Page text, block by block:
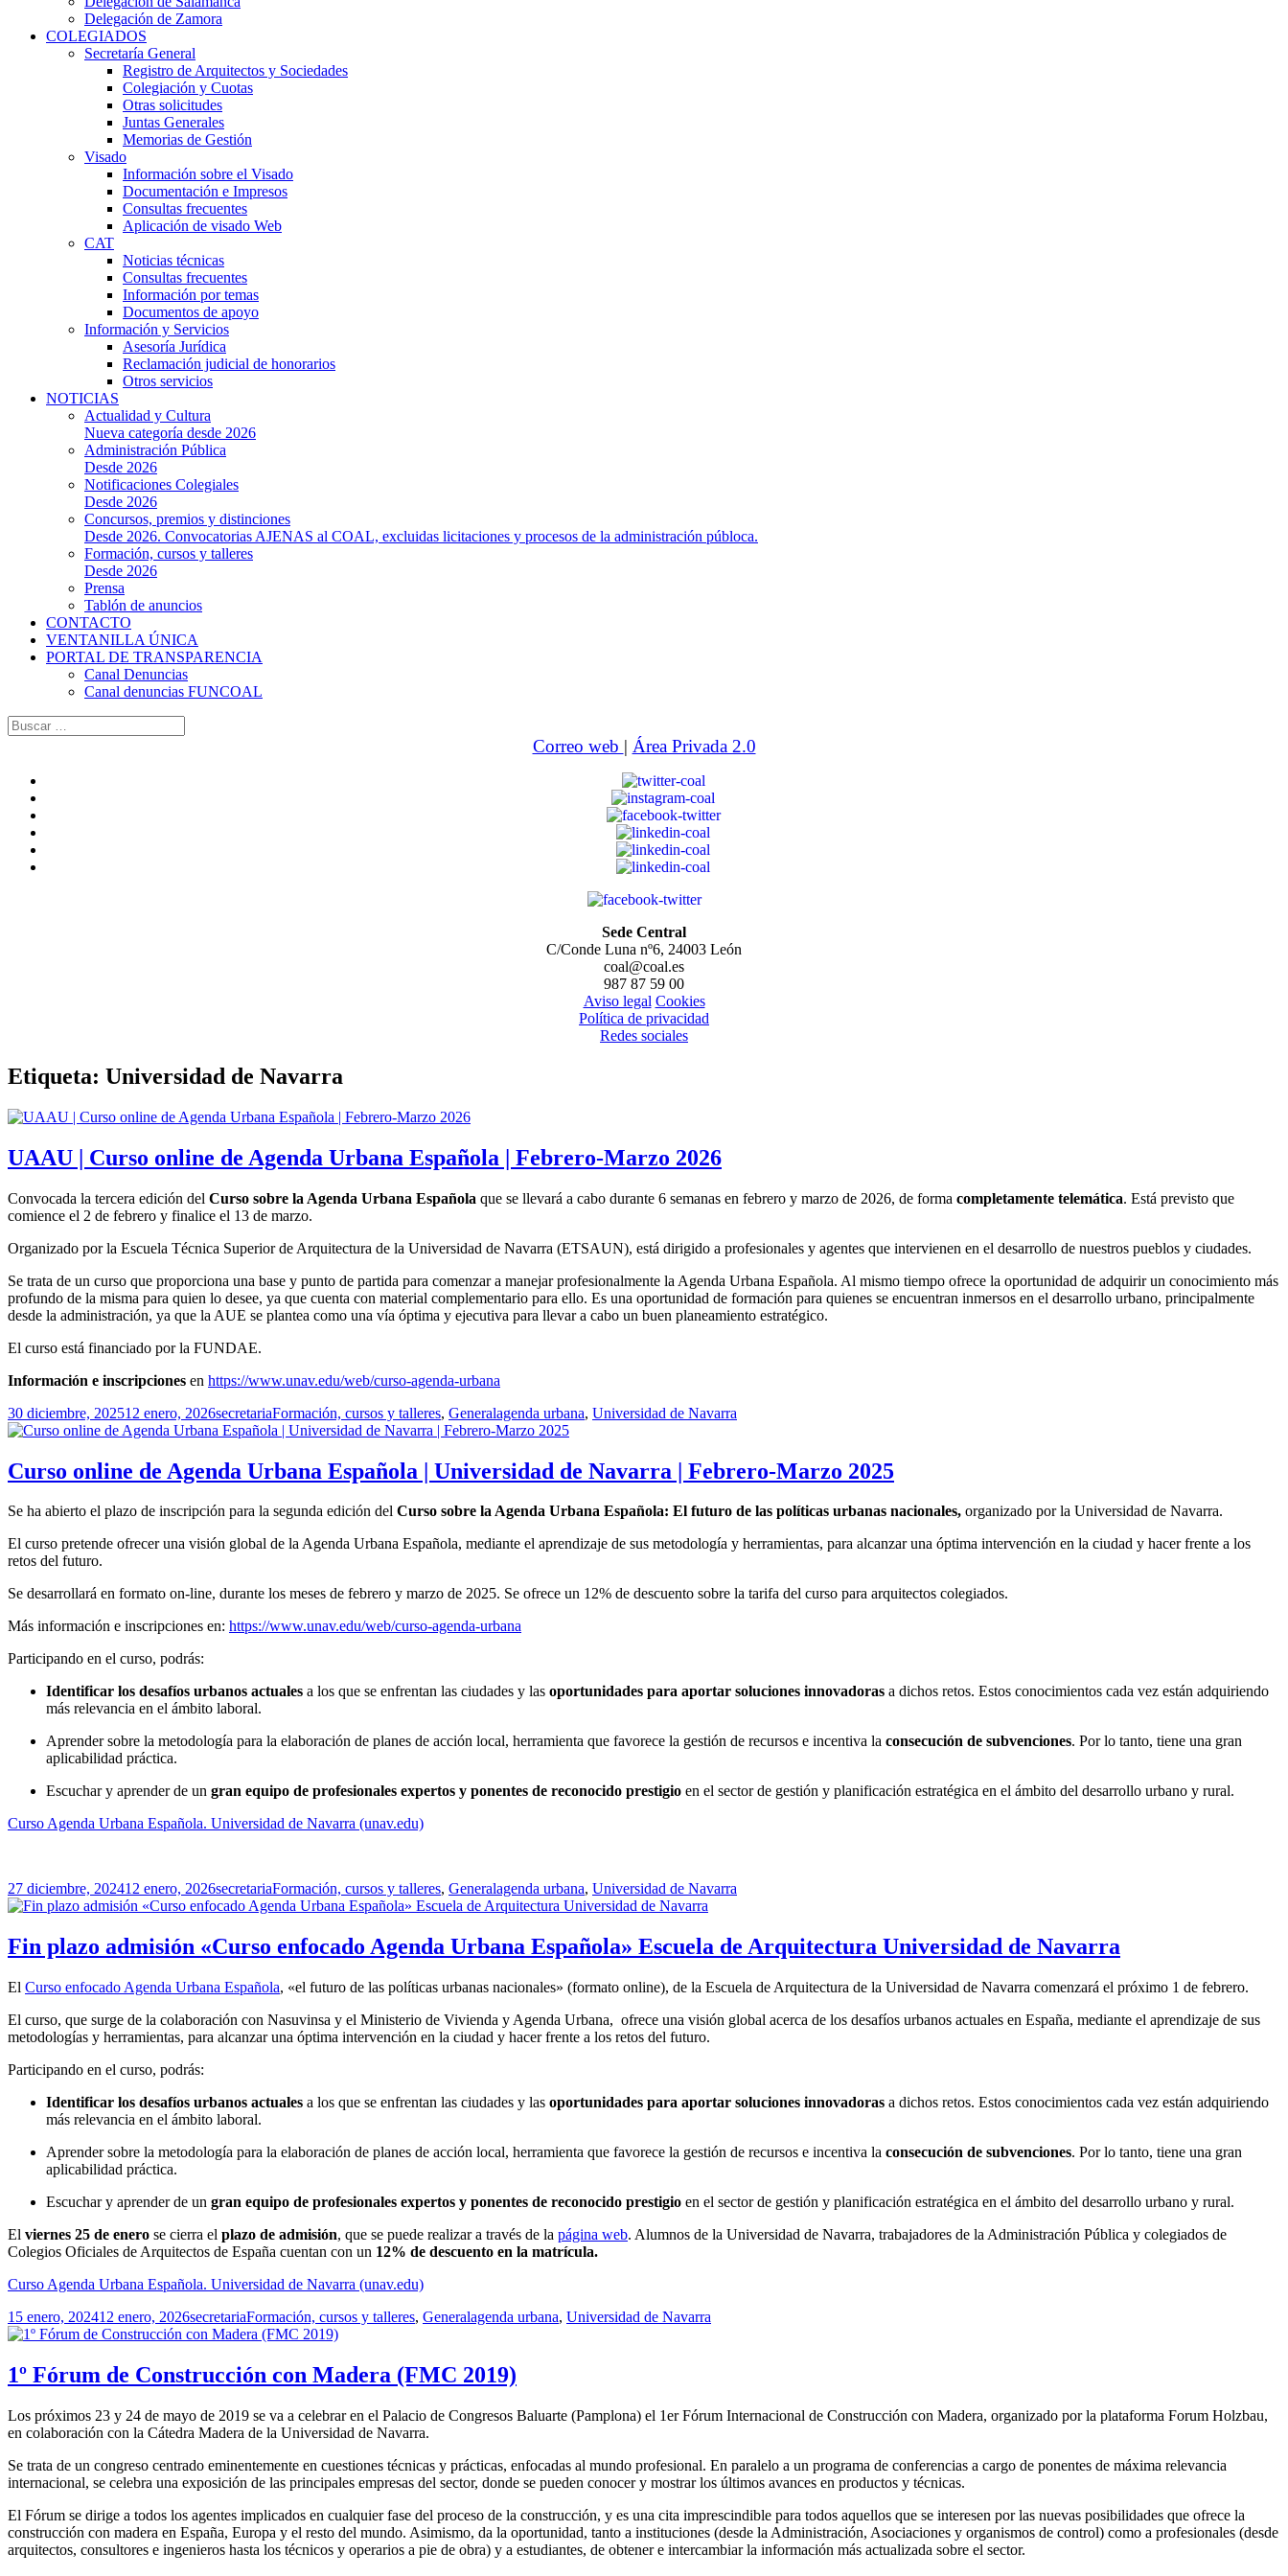
Delegación de Zamora
COLEGIADOS
Secretaría General
Registro de Arquitectos y Sociedades
Colegiación y Cuotas
Otras solicitudes
Juntas Generales
Memorias de Gestión
Visado
Información sobre el Visado
Documentación e Impresos
Consultas frecuentes
Aplicación de visado Web
CAT
Noticias técnicas
Consultas frecuentes
Información por temas
Documentos de apoyo
Información y Servicios
Asesoría Jurídica
Reclamación judicial de honorarios
Otros servicios
NOTICIAS
Actualidad y Cultura
Nueva categoría desde 2026
Administración Pública
Desde 2026
Notificaciones Colegiales
Desde 2026
Concursos, premios y distinciones
Desde 2026. Convocatorias AJENAS al COAL, excluidas licitaciones y procesos de la administración públoca.
Formación, cursos y talleres
Desde 2026
Prensa
Tablón de anuncios
CONTACTO
VENTANILLA ÚNICA
PORTAL DE TRANSPARENCIA
Canal Denuncias
Canal denuncias FUNCOAL
Buscar:
Correo web | Área Privada 2.0
Sede Central
C/Conde Luna nº6, 24003 León
coal@coal.es
987 87 59 00
Aviso legal Cookies
Política de privacidad
Redes sociales
Etiqueta: Universidad de Navarra
UAAU | Curso online de Agenda Urbana Española | Febrero-Marzo 2026
Convocada la tercera edición del Curso sobre la Agenda Urbana Española que se llevará a cabo durante 6 semanas en febrero y marzo de 2026, de forma completamente telemática. Está previsto que
comience el 2 de febrero y finalice el 13 de marzo.
Organizado por la Escuela Técnica Superior de Arquitectura de la Universidad de Navarra (ETSAUN), está dirigido a profesionales y agentes que intervienen en el desarrollo de nuestros pueblos y ciudades.
Se trata de un curso que proporciona una base y punto de partida para comenzar a manejar profesionalmente la Agenda Urbana Española. Al mismo tiempo ofrece la oportunidad de adquirir un conocimiento más
profundo de la misma para quien lo desee, ya que cuenta con material complementario para ello. Es una oportunidad de formación para quienes se encuentran inmersos en el desarrollo urbano, principalmente
desde la administración, ya que la AUE se plantea como una vía óptima y ejecutiva para llevar a cabo un buen planeamiento estratégico.
El curso está financiado por la FUNDAE.
Información e inscripciones en https://www.unav.edu/web/curso-agenda-urbana
Publicado
el
30 diciembre, 202512 enero, 2026Autor
secretariaCategorías
Formación, cursos y talleres, GeneralEtiquetas
agenda urbana, Universidad de Navarra
Curso online de Agenda Urbana Española | Universidad de Navarra | Febrero-Marzo 2025
Se ha abierto el plazo de inscripción para la segunda edición del Curso sobre la Agenda Urbana Española: El futuro de las políticas urbanas nacionales, organizado por la Universidad de Navarra.
El curso pretende ofrecer una visión global de la Agenda Urbana Española, mediante el aprendizaje de sus metodología y herramientas, para alcanzar una óptima intervención en la ciudad y hacer frente a los
retos del futuro.
Se desarrollará en formato on-line, durante los meses de febrero y marzo de 2025. Se ofrece un 12% de descuento sobre la tarifa del curso para arquitectos colegiados.
Más información e inscripciones en: https://www.unav.edu/web/curso-agenda-urbana
Participando en el curso, podrás:
Identificar los desafíos urbanos actuales a los que se enfrentan las ciudades y las oportunidades para aportar soluciones innovadoras a dichos retos. Estos conocimientos cada vez están adquiriendo
más relevancia en el ámbito laboral.
Aprender sobre la metodología para la elaboración de planes de acción local, herramienta que favorece la gestión de recursos e incentiva la consecución de subvenciones. Por lo tanto, tiene una gran
aplicabilidad práctica.
Escuchar y aprender de un gran equipo de profesionales expertos y ponentes de reconocido prestigio en el sector de gestión y planificación estratégica en el ámbito del desarrollo urbano y rural.
Curso Agenda Urbana Española. Universidad de Navarra (unav.edu)
Publicado
el
27 diciembre, 202412 enero, 2026Autor
secretariaCategorías
Formación, cursos y talleres, GeneralEtiquetas
agenda urbana, Universidad de Navarra
Fin plazo admisión «Curso enfocado Agenda Urbana Española» Escuela de Arquitectura Universidad de Navarra
El Curso enfocado Agenda Urbana Española, «el futuro de las políticas urbanas nacionales» (formato online), de la Escuela de Arquitectura de la Universidad de Navarra comenzará el próximo 1 de febrero.
El curso, que surge de la colaboración con Nasuvinsa y el Ministerio de Vivienda y Agenda Urbana, ofrece una visión global acerca de los desafíos urbanos actuales en España, mediante el aprendizaje de sus
metodologías y herramientas, para alcanzar una óptima intervención en la ciudad y hacer frente a los retos del futuro.
Participando en el curso, podrás:
Identificar los desafíos urbanos actuales a los que se enfrentan las ciudades y las oportunidades para aportar soluciones innovadoras a dichos retos. Estos conocimientos cada vez están adquiriendo
más relevancia en el ámbito laboral.
Aprender sobre la metodología para la elaboración de planes de acción local, herramienta que favorece la gestión de recursos e incentiva la consecución de subvenciones. Por lo tanto, tiene una gran
aplicabilidad práctica.
Escuchar y aprender de un gran equipo de profesionales expertos y ponentes de reconocido prestigio en el sector de gestión y planificación estratégica en el ámbito del desarrollo urbano y rural.
El viernes 25 de enero se cierra el plazo de admisión, que se puede realizar a través de la página web. Alumnos de la Universidad de Navarra, trabajadores de la Administración Pública y colegiados de
Colegios Oficiales de Arquitectos de España cuentan con un 12% de descuento en la matrícula.
Curso Agenda Urbana Española. Universidad de Navarra (unav.edu)
Publicado
el
15 enero, 202412 enero, 2026Autor
secretariaCategorías
Formación, cursos y talleres, GeneralEtiquetas
agenda urbana, Universidad de Navarra
1º Fórum de Construcción con Madera (FMC 2019)
Los próximos 23 y 24 de mayo de 2019 se va a celebrar en el Palacio de Congresos Baluarte (Pamplona) el 1er Fórum Internacional de Construcción con Madera, organizado por la plataforma Forum Holzbau,
en colaboración con la Cátedra Madera de la Universidad de Navarra.
Se trata de un congreso centrado eminentemente en cuestiones técnicas y prácticas, enfocadas al mundo profesional. En paralelo a un programa de conferencias a cargo de ponentes de máxima relevancia
internacional, se celebra una exposición de las principales empresas del sector, donde se pueden conocer y mostrar los últimos avances en productos y técnicas.
El Fórum se dirige a todos los agentes implicados en cualquier fase del proceso de la construcción, y es una cita imprescindible para todos aquellos que se interesen por las nuevas posibilidades que ofrece la
construcción con madera en España, Europa y el resto del mundo. Asimismo, da la oportunidad, tanto a instituciones (desde la Administración, Asociaciones y organismos de control) como a profesionales (desde
arquitectos, consultores e ingenieros hasta los técnicos y operarios a pie de obra) y a estudiantes, de obtener e intercambiar la información más actualizada sobre el sector.